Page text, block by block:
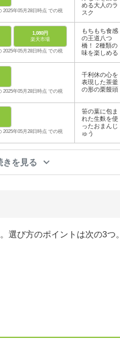
年05月28日時点 での税
める大人のラ
スク
1,080円
楽天市場
年05月28日時点 での税
もちもち食感
の王道八つ
橋！ 2種類の
味を楽しめる
年05月28日時点 での税
千利休の心を
表現した茶釜
の形の栗饅頭
年05月28日時点 での税
笹の葉に包ま
れた生麩を使
ったおまんじ
ゅう
きを見る
選び方のポイントは次の3つ。